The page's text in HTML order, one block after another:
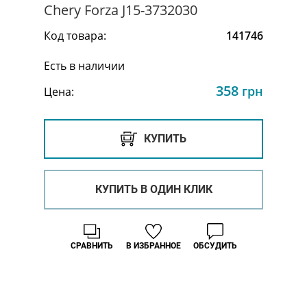
Chery Forza J15-3732030
Код товара:
141746
Есть в наличии
Цена:
358 грн
КУПИТЬ
КУПИТЬ В ОДИН КЛИК
В ИЗБРАННОЕ
СРАВНИТЬ ОБСУДИТЬ